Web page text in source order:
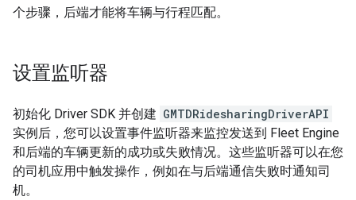
个步骤，后端才能将车辆与行程匹配。
设置监听器
初始化 Driver SDK 并创建 GMTDRidesharingDriverAPI
实例后，您可以设置事件监听器来监控发送到 Fleet Engine
和后端的车辆更新的成功或失败情况。这些监听器可以在您
的司机应用中触发操作，例如在与后端通信失败时通知司
机。